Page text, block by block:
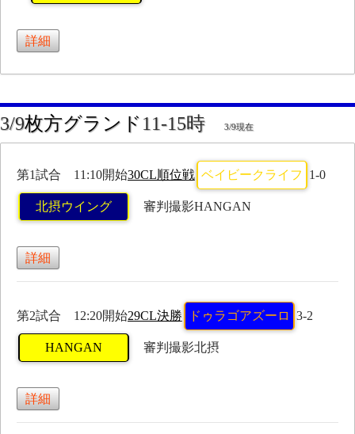
詳細
3/9枚方グランド11-15時 3/9現在
第1試合 11:10開始30CL順位戦 ベイビークライフ 1-0
北摂ウイング 審判撮影HANGAN
詳細
第2試合 12:20開始29CL決勝 ドゥラゴアズーロ 3-2
HANGAN 審判撮影北摂
詳細